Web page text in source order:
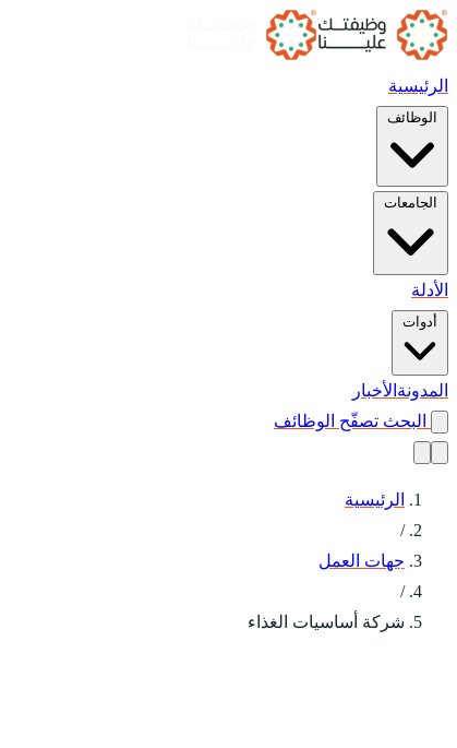
الرئيسية
الوظائف
الجامعات
الأدلة
أدوات
المدونة الأخبار
البحث تصفّح الوظائف
الرئيسية
/
جهات العمل
/
شركة أساسيات الغذاء